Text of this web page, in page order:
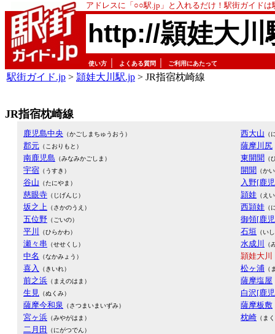
アドレスに「○○駅.jp」と入れるだけ！駅街ガイド
http://頴娃大川
使い方 よくある質問 ご利用にあたって
駅街ガイド.jp > 頴娃大川駅.jp > JR指宿枕崎線
JR指宿枕崎線
鹿児島中央 （かごしまちゅうおう）
郡元 （こおりもと）
南鹿児島 （みなみかごしま）
宇宿 （うすき）
谷山 （たにやま）
慈眼寺 （じげんじ）
坂之上 （さかのうえ）
五位野 （ごいの）
平川 （ひらかわ）
瀬々串 （せせくし）
中名 （なかみょう）
喜入 （きいれ）
前之浜 （まえのはま）
生見 （ぬくみ）
薩摩今和泉 （さつまいまいずみ）
宮ヶ浜 （みやがはま）
二月田 （にがつでん）
西大山 （
薩摩川尻
東開聞 （
開聞 （か
入野[鹿
頴娃 （え
西頴娃 （
御領[鹿
石垣 （い
水成川 （
頴娃大川
松ヶ浦 （
薩摩塩屋
白沢[鹿
薩摩板敷
枕崎 （ま